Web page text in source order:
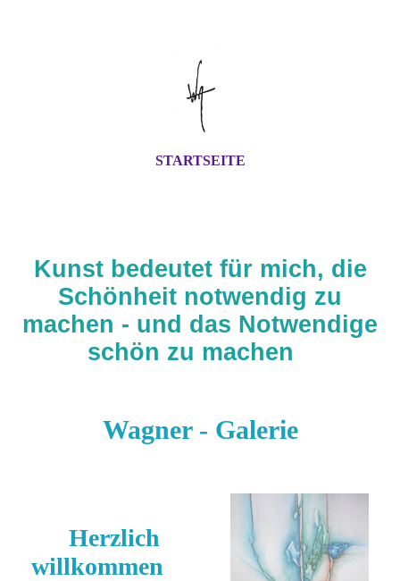
STARTSEITE
Kunst bedeutet für mich, die
Schönheit notwendig zu
machen - und das Notwendige
schön zu machen
Wagner - Galerie
Herzlich
willkommen